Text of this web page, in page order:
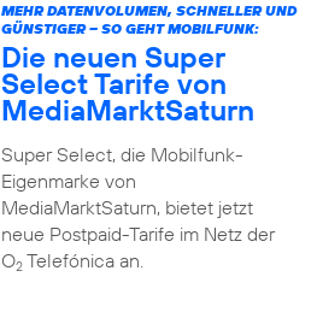
MEHR DATENVOLUMEN, SCHNELLER UND
GÜNSTIGER – SO GEHT MOBILFUNK:
Die neuen Super
Select Tarife von
MediaMarktSaturn
Super Select, die Mobilfunk-
Eigenmarke von
MediaMarktSaturn, bietet jetzt
neue Postpaid-Tarife im Netz der
O2Telefónica an.